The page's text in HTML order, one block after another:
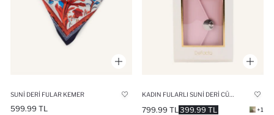
SUNI DERI FULAR KEMER
599.99 TL 399.99 TL
799.99 TL +1